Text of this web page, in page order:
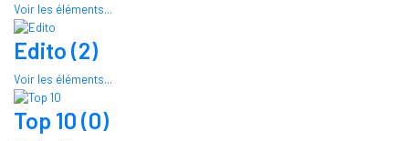
Voir les éléments...
Edito (2)
Voir les éléments...
Top 10 (0)